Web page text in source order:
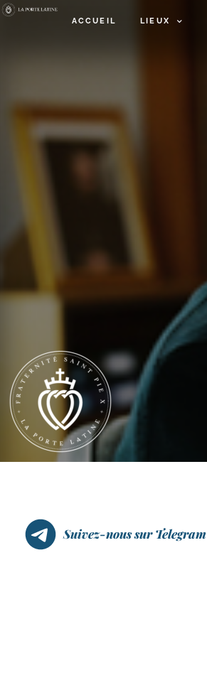
ACCUEIL LIEUX
Suivez-nous sur Telegram